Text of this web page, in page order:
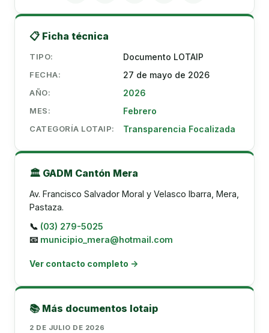
📋 Ficha técnica
TIPO: Documento LOTAIP
FECHA: 27 de mayo de 2026
AÑO: 2026
MES: Febrero
CATEGORÍA LOTAIP: Transparencia Focalizada
🏛️ GADM Cantón Mera
Av. Francisco Salvador Moral y Velasco Ibarra, Mera,
Pastaza.
📞 (03) 279-5025
📧 municipio_mera@hotmail.com
Ver contacto completo →
📚 Más documentos lotaip
2 DE JULIO DE 2026